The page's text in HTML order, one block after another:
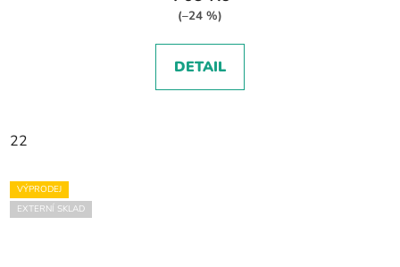
(–24 %)
DETAIL
22
VÝPRODEJ
EXTERNÍ SKLAD